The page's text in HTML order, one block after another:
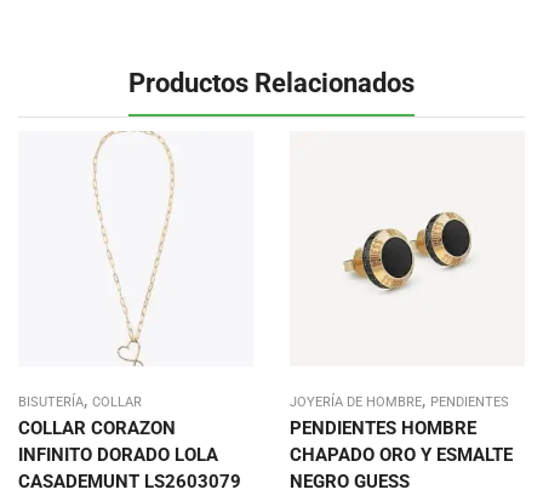
Productos Relacionados
BISUTERÍA, COLLAR
COLLAR CORAZON
INFINITO DORADO LOLA
CASADEMUNT LS2603079
JOYERÍA DE HOMBRE, PENDIENTES
PENDIENTES HOMBRE
CHAPADO ORO Y ESMALTE
NEGRO GUESS